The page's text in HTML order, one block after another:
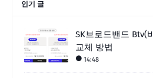
인기 글
SK브로드밴드 Btv(
교체 방법
14:48